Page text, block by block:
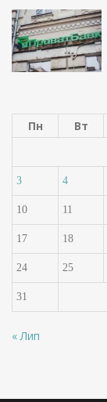
Пн
Вт
3 4
10 11
17 18
24 25
31
« Лип